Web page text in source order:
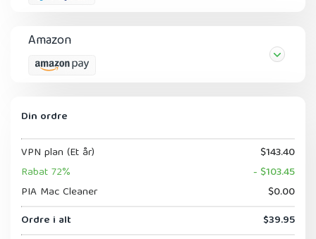
Amazon
Din ordre
VPN plan (Et år)
$143.40
Rabat 72%
- $103.45
PIA Mac Cleaner
$0.00
Ordre i alt
$39.95